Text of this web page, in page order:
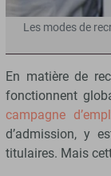
Les modes de
En matière de
fonctionnent
campagne
d’admission, y
titulaires. Mais